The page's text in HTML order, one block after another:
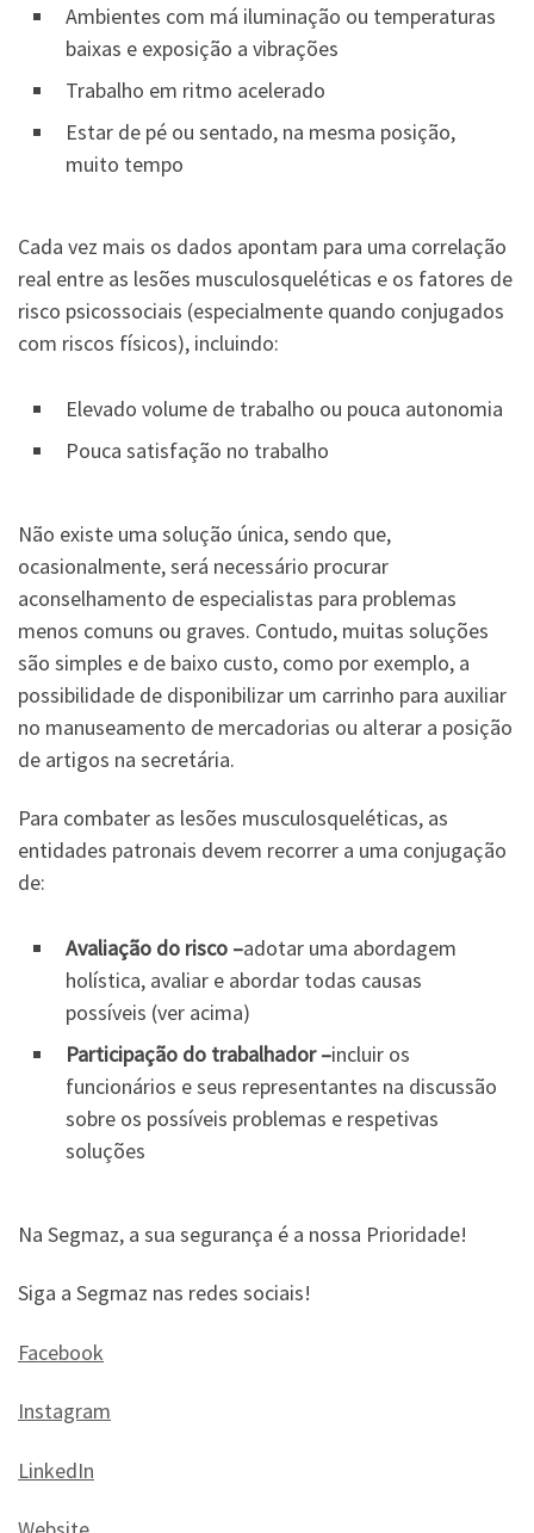
Ambientes com má iluminação ou temperaturas
baixas e exposição a vibrações
Trabalho em ritmo acelerado
Estar de pé ou sentado, na mesma posição,
muito tempo
Cada vez mais os dados apontam para uma correlação
real entre as lesões musculosqueléticas e os fatores de
risco psicossociais (especialmente quando conjugados
com riscos físicos), incluindo:
Elevado volume de trabalho ou pouca autonomia
Pouca satisfação no trabalho
Não existe uma solução única, sendo que,
ocasionalmente, será necessário procurar
aconselhamento de especialistas para problemas
menos comuns ou graves. Contudo, muitas soluções
são simples e de baixo custo, como por exemplo, a
possibilidade de disponibilizar um carrinho para auxiliar
no manuseamento de mercadorias ou alterar a posição
de artigos na secretária.
Para combater as lesões musculosqueléticas, as
entidades patronais devem recorrer a uma conjugação
de:
Avaliação do risco –adotar uma abordagem
holística, avaliar e abordar todas causas
possíveis (ver acima)
Participação do trabalhador –incluir os
funcionários e seus representantes na discussão
sobre os possíveis problemas e respetivas
soluções
Na Segmaz, a sua segurança é a nossa Prioridade!
Siga a Segmaz nas redes sociais!
Facebook
Instagram
LinkedIn